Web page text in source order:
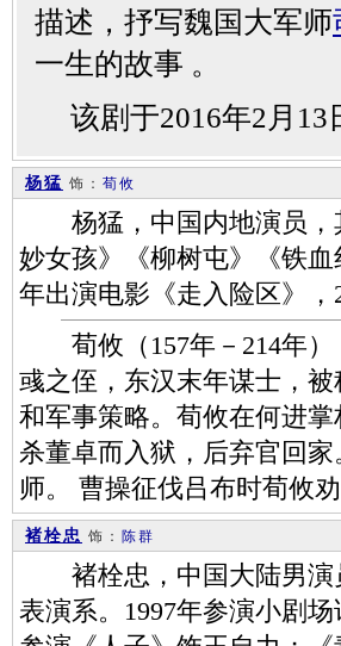
描述，抒写魏国大军师
一生的故事 。
该剧于2016年2月
杨猛 饰： 荀攸
杨猛，中国内地演员，
妙女孩》《柳树屯》《铁
年出演电影《走入险区》
荀攸（157年－214年）
彧之侄，东汉末年谋士，
和军事策略。荀攸在何进
杀董卓而入狱，后弃官回
师。 曹操征伐吕布时荀攸
褚栓忠 饰： 陈群
褚栓忠，中国大陆男演
表演系。1997年参演小剧